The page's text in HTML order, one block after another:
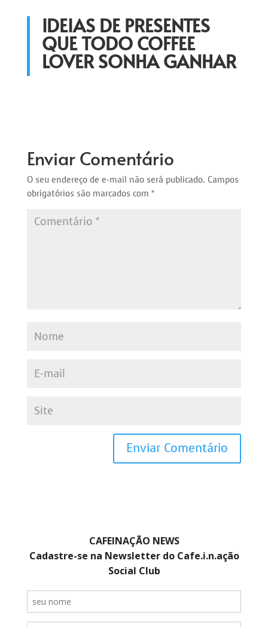
IDEIAS DE PRESENTES
QUE TODO COFFEE
LOVER SONHA GANHAR
Enviar Comentário
O seu endereço de e-mail não será publicado. Campos
obrigatórios são marcados com *